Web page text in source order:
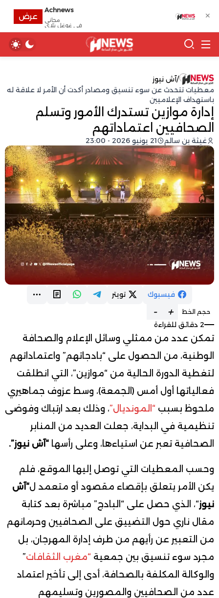
/آش نيوز
معطيات تتحدث عن سوء تنسيق ومصادر أكدت أن الأمر لا علاقة له
باستهداف الإعلاميين
إدارة موازين تستدرك الأمور وتسلم
الصحافيين اعتماداتهم
غيثة بن سالم 21 يونيو 2026 - 23:00
فيسبوك تويتر
حجم الخط +
-
2 دقائق للقراءة
تمكن عدد من ممثلي وسائل الإعلام والصحافة
الوطنية، من الحصول على “بادجاتهم” واعتماداتهم
لتغطية الدورة الحالية من “موازين”، التي انطلقت
فعالياتها أول أمس (الجمعة)، وسط عزوف جماهيري
ملحوظ بسبب “المونديال”، وذلك بعد ارتباك وفوضى
تنظيمية في البداية، جعلت العديد من المنابر
الصحافية تعبر عن استياءها، وعلى رأسها “آش نيوز”.
وحسب المعطيات التي توصل إليها الموقع، فلم
يكن الأمر يتعلق بإقصاء مقصود أو متعمد ل“آش
نيوز“، الذي حصل على “البادج” مباشرة بعد كتابة
مقال ناري حول التضييق على الصحافيين وحرمانهم
من التعبير عن رأيهم من طرف إدارة المهرجان، بل
مجرد سوء تنسيق بين جمعية “مغرب الثقافات”
والوكالة المكلفة بالصحافة، أدى إلى تأخير اعتماد
عدد من الصحافيين والمصورين وتسليمهم
✕
Achnews
مجانى
في غوغل بلاي
عرض